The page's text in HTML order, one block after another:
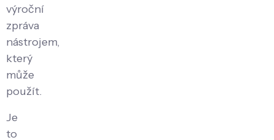
výroční
zpráva
nástrojem,
který
může
použít.
Je
to